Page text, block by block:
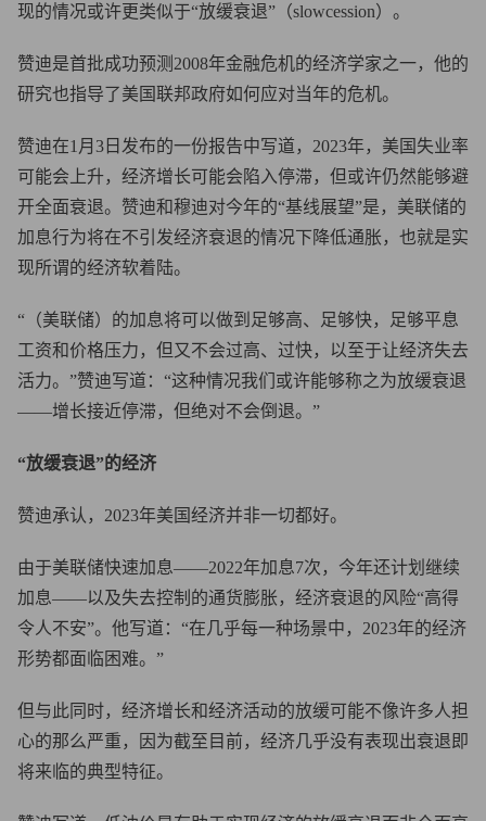
现的情况或许更类似于“放缓衰退”（slowcession）。
赞迪是首批成功预测2008年金融危机的经济学家之一，他的
研究也指导了美国联邦政府如何应对当年的危机。
赞迪在1月3日发布的一份报告中写道，2023年，美国失业率
可能会上升，经济增长可能会陷入停滞，但或许仍然能够避
开全面衰退。赞迪和穆迪对今年的“基线展望”是，美联储的
加息行为将在不引发经济衰退的情况下降低通胀，也就是实
现所谓的经济软着陆。
“（美联储）的加息将可以做到足够高、足够快，足够平息
工资和价格压力，但又不会过高、过快，以至于让经济失去
活力。”赞迪写道：“这种情况我们或许能够称之为放缓衰退
——增长接近停滞，但绝对不会倒退。”
“放缓衰退”的经济
赞迪承认，2023年美国经济并非一切都好。
由于美联储快速加息——2022年加息7次，今年还计划继续
加息——以及失去控制的通货膨胀，经济衰退的风险“高得
令人不安”。他写道：“在几乎每一种场景中，2023年的经济
形势都面临困难。”
但与此同时，经济增长和经济活动的放缓可能不像许多人担
心的那么严重，因为截至目前，经济几乎没有表现出衰退即
将来临的典型特征。